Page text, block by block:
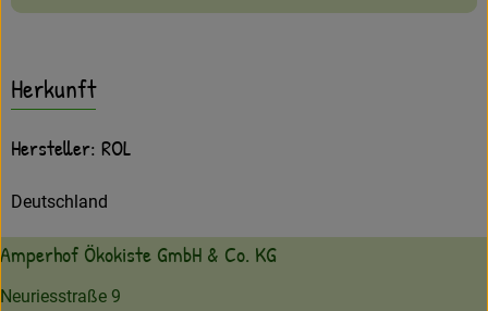
Herkunft
Hersteller: ROL
Deutschland
Amperhof Ökokiste GmbH & Co. KG
Neuriesstraße 9